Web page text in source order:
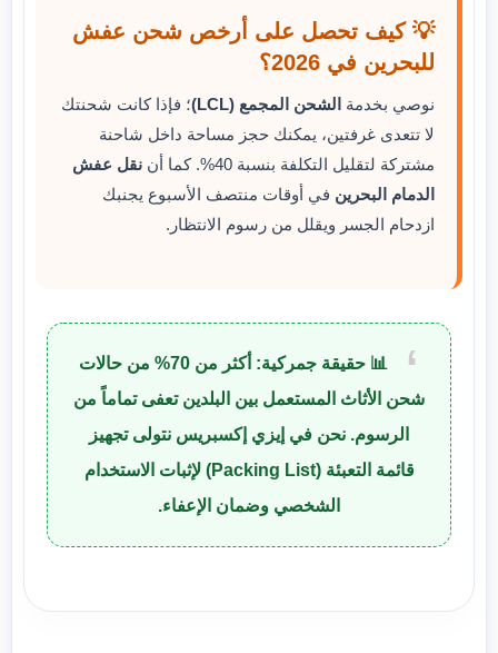
💡 كيف تحصل على أرخص شحن عفش
للبحرين في 2026؟
نوصي بخدمة الشحن المجمع (LCL)
؛ فإذا كانت شحنتك
لا تتعدى غرفتين، يمكنك حجز مساحة داخل شاحنة
مشتركة لتقليل التكلفة بنسبة 40%. كما أن
نقل عفش
الدمام البحرين في أوقات منتصف الأسبوع يجنبك
ازدحام الجسر ويقلل من رسوم الانتظار.
📊 حقيقة جمركية: أكثر من 70% من حالات
شحن الأثاث المستعمل بين البلدين تعفى تماماً من
الرسوم. نحن في إيزي إكسبريس نتولى تجهيز
قائمة التعبئة (Packing List) لإثبات الاستخدام
الشخصي وضمان الإعفاء.